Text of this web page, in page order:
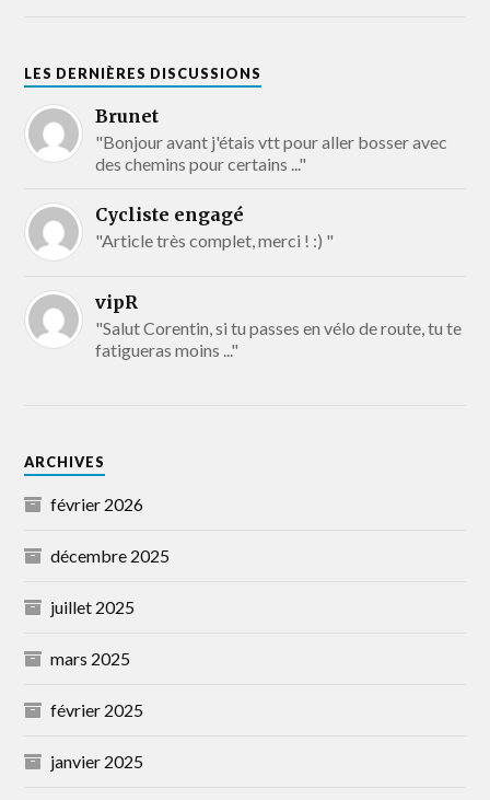
LES DERNIÈRES DISCUSSIONS
Brunet
"Bonjour avant j'étais vtt pour aller bosser avec
des chemins pour certains ..."
Cycliste engagé
"Article très complet, merci ! :) "
vipR
"Salut Corentin, si tu passes en vélo de route, tu te
fatigueras moins ..."
ARCHIVES
février 2026
décembre 2025
juillet 2025
mars 2025
février 2025
janvier 2025